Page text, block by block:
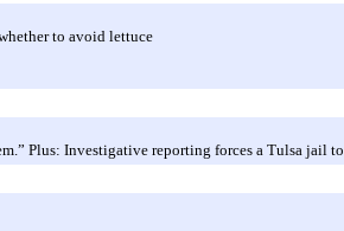
to avoid lettuce
Plus: Investigative reporting forces a Tulsa jail